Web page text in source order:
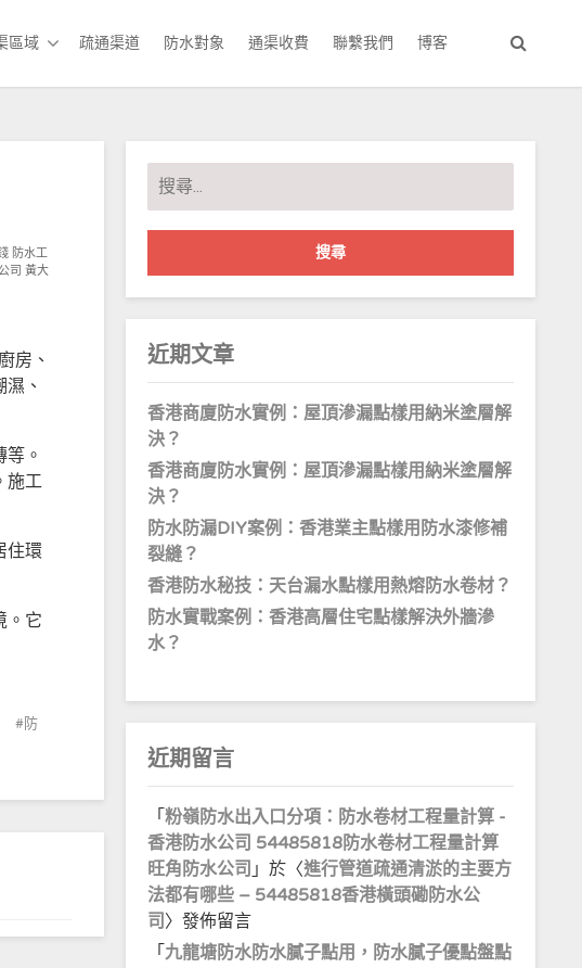
區域 疏通渠道 防水對象 通渠收費 聯繫我們 博客
防水工
司 黃大
房、
濕、
。
施工
住環
。它
防
搜
尋
關
字:
近期文章
香港商廈防水實例：屋頂滲漏點樣用納米塗層解
決？
香港商廈防水實例：屋頂滲漏點樣用納米塗層解
決？
防水防漏DIY案例：香港業主點樣用防水漆修補
裂縫？
香港防水秘技：天台漏水點樣用熱熔防水卷材？
防水實戰案例：香港高層住宅點樣解決外牆滲
水？
近期留言
「粉嶺防水出入口分項：防水卷材工程量計算 -
香港防水公司 54485818防水卷材工程量計算
旺角防水公司 」於〈進行管道疏通清淤的主要方
法都有哪些 – 54485818香港橫頭磡防水公
司 〉發佈留言
「九龍塘防水防水膩子點用，防水膩子優點盤點